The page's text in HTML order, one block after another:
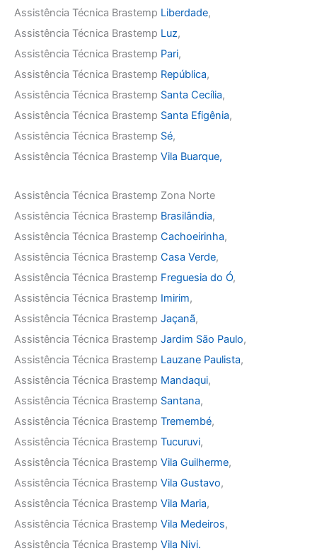
Assistência Técnica Brastemp Liberdade,
Assistência Técnica Brastemp Luz,
Assistência Técnica Brastemp Pari,
Assistência Técnica Brastemp República,
Assistência Técnica Brastemp Santa Cecília,
Assistência Técnica Brastemp Santa Efigênia,
Assistência Técnica Brastemp Sé,
Assistência Técnica Brastemp Vila Buarque,
Assistência Técnica Brastemp Zona Norte
Assistência Técnica Brastemp Brasilândia,
Assistência Técnica Brastemp Cachoeirinha,
Assistência Técnica Brastemp Casa Verde,
Assistência Técnica Brastemp Freguesia do Ó,
Assistência Técnica Brastemp Imirim,
Assistência Técnica Brastemp Jaçanã,
Assistência Técnica Brastemp Jardim São Paulo,
Assistência Técnica Brastemp Lauzane Paulista,
Assistência Técnica Brastemp Mandaqui,
Assistência Técnica Brastemp Santana,
Assistência Técnica Brastemp Tremembé,
Assistência Técnica Brastemp Tucuruvi,
Assistência Técnica Brastemp Vila Guilherme,
Assistência Técnica Brastemp Vila Gustavo,
Assistência Técnica Brastemp Vila Maria,
Assistência Técnica Brastemp Vila Medeiros,
Assistência Técnica Brastemp Vila Nivi.